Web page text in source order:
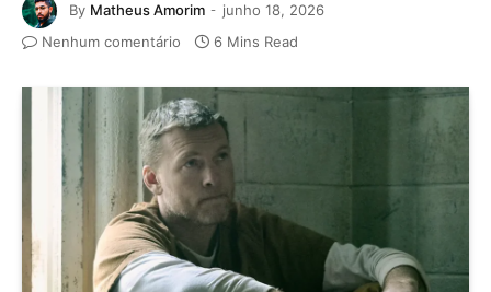
By Matheus Amorim
junho 18, 2026
Nenhum comentário
6 Mins Read